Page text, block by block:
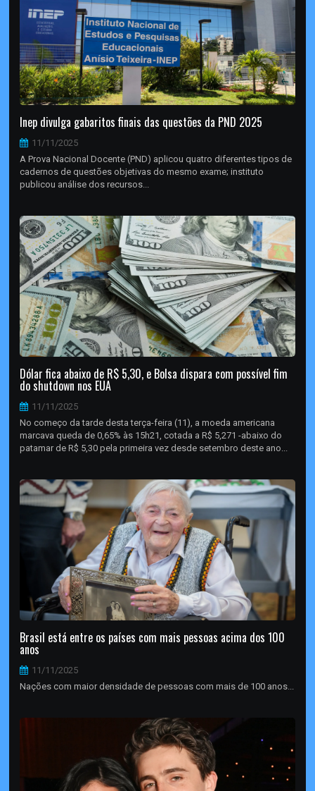
Inep divulga gabaritos finais das questões da PND 2025
11/11/2025
A Prova Nacional Docente (PND) aplicou quatro diferentes tipos de
cadernos de questões objetivas do mesmo exame; instituto
publicou análise dos recursos...
Dólar fica abaixo de R$ 5,30, e Bolsa dispara com possível fim
do shutdown nos EUA
11/11/2025
No começo da tarde desta terça-feira (11), a moeda americana
marcava queda de 0,65% às 15h21, cotada a R$ 5,271 -abaixo do
patamar de R$ 5,30 pela primeira vez desde setembro deste ano...
Brasil está entre os países com mais pessoas acima dos 100
anos
11/11/2025
Nações com maior densidade de pessoas com mais de 100 anos...